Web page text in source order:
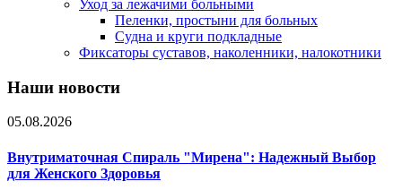
Уход за лежачими больными
Пеленки, простыни для больных
Судна и круги подкладные
Фиксаторы суставов, наколенники, налокотники
Наши новости
05.08.2026
Внутриматочная Спираль "Мирена": Надежный Выбор
для Женского Здоровья